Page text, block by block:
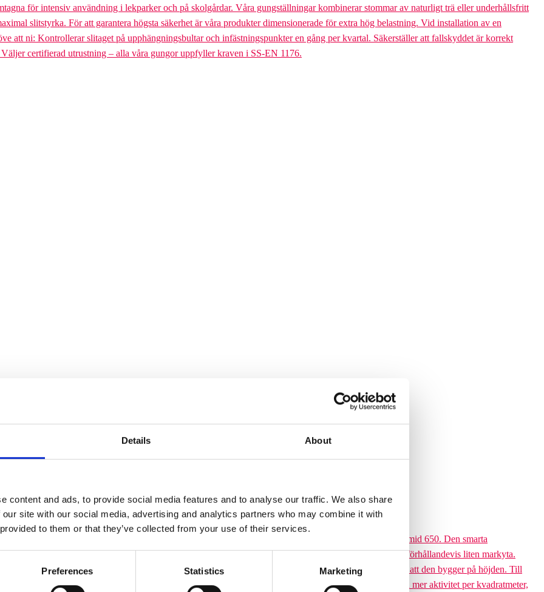
Details About
content and ads, to provide social media features and to analyse our traffic. We also share
site with our social media, advertising and analytics partners who may combine it with
to them or that they’ve collected from your use of their services.
Preferences Statistics Marketing
för intensiv användning i lekparker och på skolgårdar. Våra gungställningar kombinerar stommar av naturligt trä eller underhållsfritt
slitstyrka. För att garantera högsta säkerhet är våra produkter dimensionerade för extra hög belastning. Vid installation av en
att ni: Kontrollerar slitaget på upphängningsbultar och infästningspunkter en gång per kvartal. Säkerställer att fallskyddet är korrekt
certifierad utrustning – alla våra gungor uppfyller kraven i SS-EN 1176.
finns i flera storlekar, från tre meters höjd upp till den 6,5 meter höga Climbing pyramid 650. Läs mer...
klätterpyramider finns i flera storlekar, från tre meters höjd upp till den 6,5 meter höga Climbing pyramid 650. Den smarta
barn från cirka 6 år och uppåt att klättra på en och samma gång. Dessutom tar klätterpyramiden upp en förhållandevis liten markyta.
med en diameter på cirka 9–14,5 meter. Det som gör klätterpyramiden till ett yteffektivt val är att den bygger på höjden. Till
större plats, maximerar nätstrukturen antalet användare på ytan. Ni får plats med betydligt fler barn och mer aktivitet per kvadratmeter,